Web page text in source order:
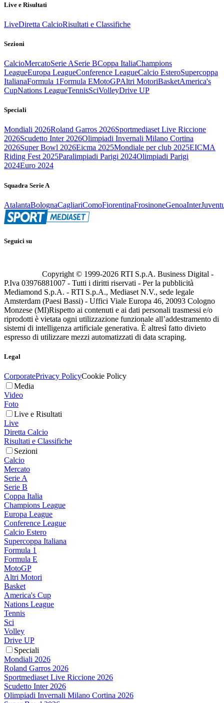
Live e Risultati
LiveDiretta CalcioRisultati e Classifiche
Sezioni
CalcioMercatoSerie ASerie BCoppa ItaliaChampions
LeagueEuropa LeagueConference LeagueCalcio EsteroSupercoppa
ItalianaFormula 1Formula EMotoGPAltri MotoriBasketAmerica's
CupNations LeagueTennisSciVolleyDrive UP
Speciali
Mondiali 2026Roland Garros 2026Sportmediaset Live Riccione
2026Scudetto Inter 2026Olimpiadi Invernali Milano Cortina
2026Super Bowl 2026Eicma 2025Mondiale per club 2025EICMA
Riding Fest 2025Paralimpiadi Parigi 2024Olimpiadi Parigi
2024Euro 2024
Squadra Serie A
AtalantaBolognaCagliariComoFiorentinaFrosinoneGenoaInter
Seguici su
Copyright © 1999-2026 RTI S.p.A. Business Digital -
P.Iva 03976881007 - Tutti i diritti riservati - Per la pubblicità
Mediamond S.p.A. - RTI S.p.A., Mediaset N.V., sede legale
Amsterdam (Paesi Bassi) - Uffici Viale Europa 46, 20093 Cologno
Monzese (MI)Rispetto ai contenuti e ai dati personali trasmessi e/o
riprodotti è vietata ogni utilizzazione funzionale all’addestramento di
sistemi di intelligenza artificiale generativa. È altresì fatto divieto
espresso di utilizzare mezzi automatizzati di data scraping.
Legal
CorporatePrivacy PolicyCookie Policy
Media
Video
Foto
Live e Risultati
Live
Diretta Calcio
Risultati e Classifiche
Sezioni
Calcio
Mercato
Serie A
Serie B
Coppa Italia
Champions League
Europa League
Conference League
Calcio Estero
Supercoppa Italiana
Formula 1
Formula E
MotoGP
Altri Motori
Basket
America's Cup
Nations League
Tennis
Sci
Volley
Drive UP
Speciali
Mondiali 2026
Roland Garros 2026
Sportmediaset Live Riccione 2026
Scudetto Inter 2026
Olimpiadi Invernali Milano Cortina 2026